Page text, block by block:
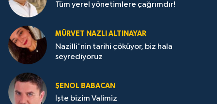
Tüm yerel yönetimlere çağrımdır!
MÜRVET NAZLI ALTINAYAR
Nazilli'nin tarihi çöküyor, biz hala
seyrediyoruz
ŞENOL BABACAN
İşte bizim Valimiz